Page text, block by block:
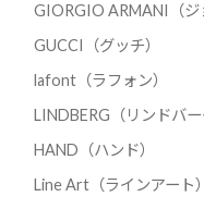
GIORGIO ARMANI（ジ
GUCCI（グッチ）
lafont（ラフォン）
LINDBERG（リンドバー
HAND（ハンド）
Line Art（ラインアート）